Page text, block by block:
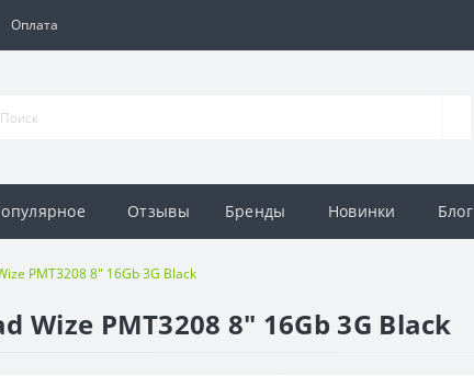
Оплата
Отзывы Бренды Новинки Блог
PMT3208 8" 16Gb 3G Black
PMT3208 8" 16Gb 3G Black